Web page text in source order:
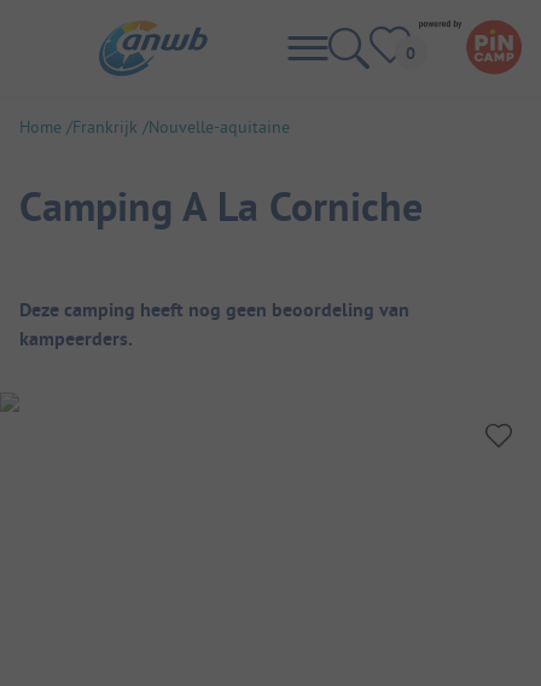
Home Frankrijk Nouvelle-aquitaine
Camping A La Corniche
Camping overzicht
Deze camping heeft nog geen beoordeling van
kampeerders.